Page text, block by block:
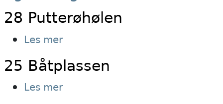
28 Putterøhølen
Les merom
Putterøhølen
25 Båtplassen
Les merom